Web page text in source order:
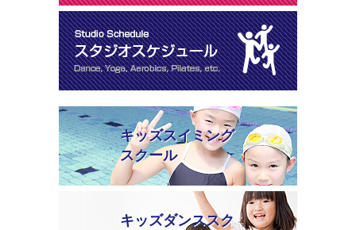
キッズスイミング
スクール
キッズダンススク